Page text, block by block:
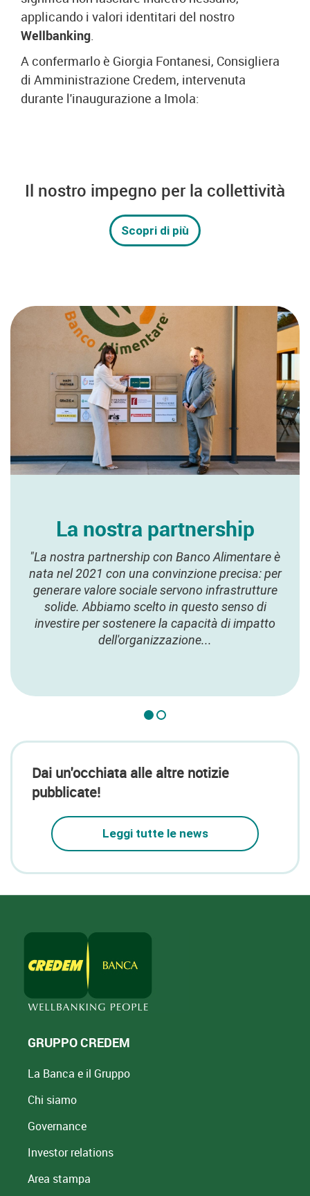
applicando i valori identitari del nostro
Wellbanking.
A confermarlo è Giorgia Fontanesi, Consigliera
di Amministrazione Credem, intervenuta
durante l'inaugurazione a Imola:
Il nostro impegno per la collettività
Scopri di più
La nostra partnership
"La nostra partnership con Banco Alimentare è
nata nel 2021 con una convinzione precisa: per
generare valore sociale servono infrastrutture
solide. Abbiamo scelto in questo senso di
investire per sostenere la capacità di impatto
dell'organizzazione...
Dai un'occhiata alle altre notizie
pubblicate!
Leggi tutte le news
GRUPPO CREDEM
La Banca e il Gruppo
Chi siamo
Governance
Investor relations
Area stampa